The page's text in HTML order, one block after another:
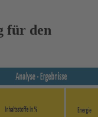
für den